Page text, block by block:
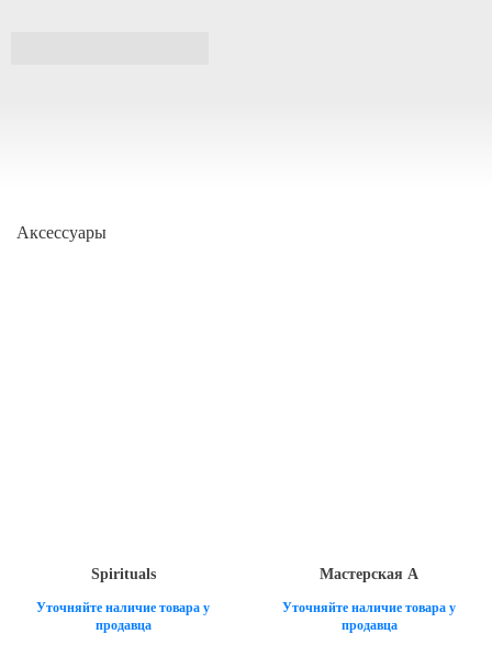
Аксессуары
Spirituals
Уточняйте наличие товара у
продавца
Мастерская А
Уточняйте наличие товара у
продавца